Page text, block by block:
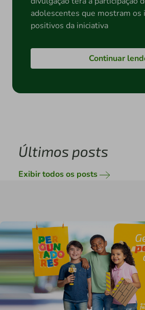
adolescentes que mostram os
positivos da iniciativa
Continuar
Últimos posts
Exibir todos os posts